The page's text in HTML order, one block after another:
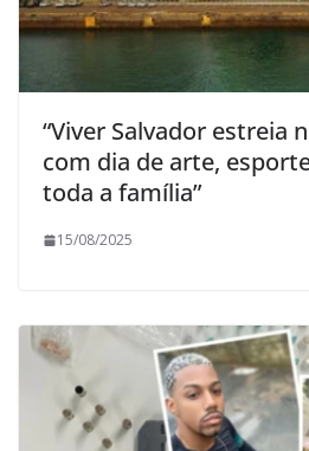
“Viver Salvador estreia
com dia de arte,
toda a família”
15/08/2025